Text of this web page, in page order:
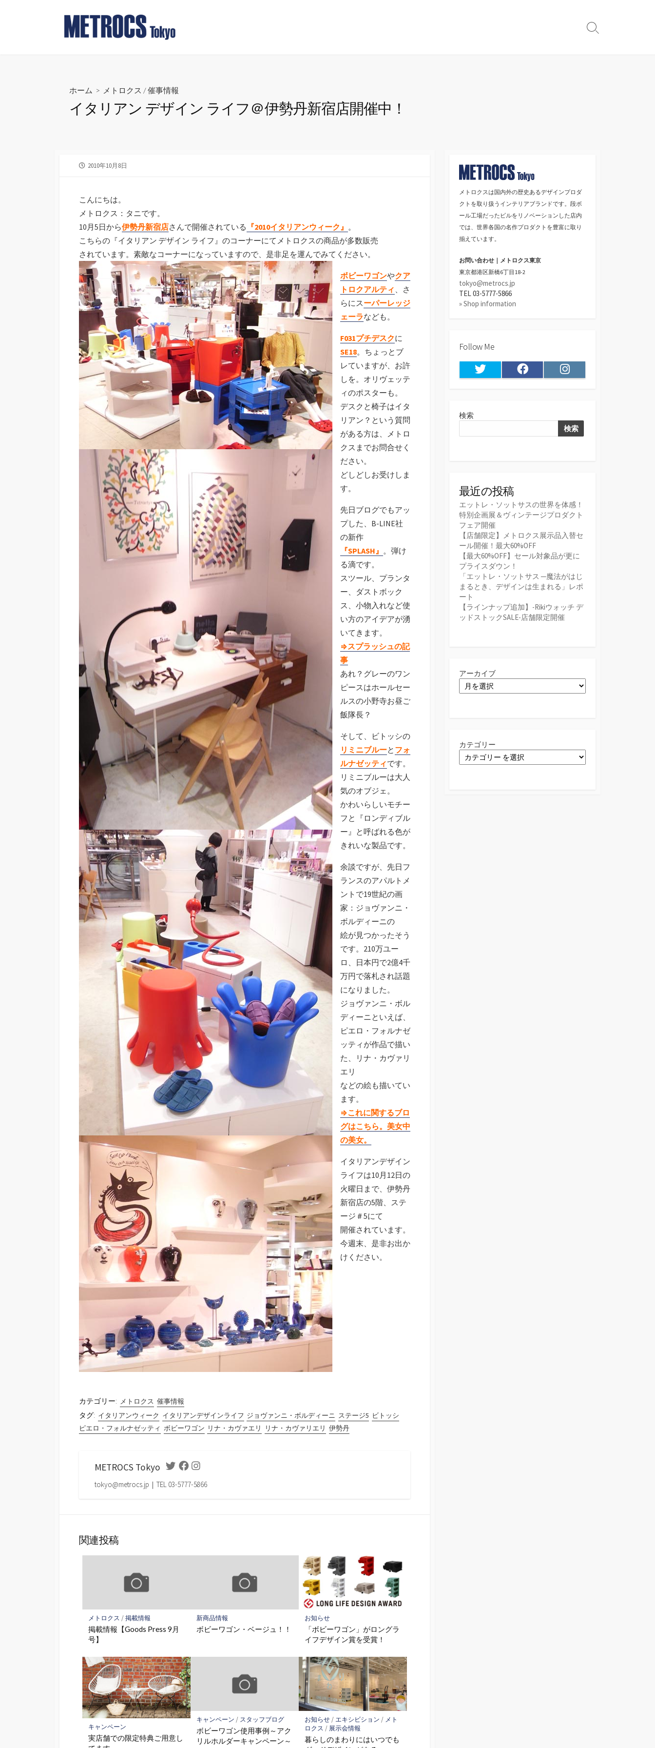
ツ
検
ホーム > メトロクス /催事情報
イタリアン デザイン ライフ＠伊勢丹新宿店開催中！
公
2010年10月8日
こんにちは。
メトロクス：タニです。
10月5日から伊勢丹新宿店さんで開催されている 『2010イタリアンウィーク』 。
こちらの『イタリアン デザイン ライフ』のコーナーにてメトロクスの商品が多数販売
されています。素敵なコーナーになっていますので、是非足を運んでみてください。
ボビーワゴンやクア
トロクアルティ 、さ
らにスーパーレッジ
ェーラなども。
F031プチデスクに
SE18。ちょっとブ
レていますが、お許
しを。オリヴェッテ
ィのポスターも。
デスクと椅子はイタ
リアン？という質問
がある方は、メトロ
クスまでお問合せく
ださい。
どしどしお受けしま
す。
先日ブログでもアッ
プした、B-LINE社
の新作
『SPLASH』 。弾け
る滴です。
スツール、プランタ
ー、ダストボック
ス、小物入れなど使
い方のアイデアが湧
いてきます。
⇒スプラッシュの記
事
あれ？グレーのワン
ピースはホールセー
ルスの小野寺お昼ご
飯隊長？
そして、ビトッシの
リミニブルーと フォ
ルナゼッティです。
リミニブルーは大人
気のオブジェ。
かわいらしいモチー
フと『ロンディブル
ー』と呼ばれる色が
きれいな製品です。
余談ですが、先日フ
ランスのアパルトメ
ントで19世紀の画
家：ジョヴァンニ・
ボルディーニの
絵が見つかったそう
です。210万ユー
ロ、日本円で2億4千
万円で落札され話題
になりました。
ジョヴァンニ・ボル
ディーニといえば、
ピエロ・フォルナゼ
ッティが作品で描い
た、リナ・カヴァリ
エリ
などの絵も描いてい
ます。
⇒これに関するブロ
グはこちら。美女中
の美女。
イタリアンデザイン
ライフは10月12日の
火曜日まで、伊勢丹
新宿店の5階、ステ
ージ＃5にて
開催されています。
今週末、是非お出か
けください。
カテゴリー: メトロクス 催事情報
タグ: イタリアンウィーク イタリアンデザインライフ ジョヴァンニ・ボルディーニ ステージ5 ビトッシ
ピエロ・フォルナゼッティ ボビーワゴン リナ・カヴァエリ リナ・カヴァリエリ 伊勢丹
METROCS Tokyo TwitterFacebookInstagram
tokyo@metrocs.jp｜TEL 03-5777-5866
関連投稿
メトロクス /掲載情報
掲載情報【Goods Press 9月
号】
新商品情報
ボビーワゴン・ベージュ！！
お知らせ
「ボビーワゴン」がロングラ
イフデザイン賞を受賞！
キャンペーン
実店舗での限定特典ご用意し
キャンペーン / スタッフブログ
ボビーワゴン使用事例～アク
リルホルダーキャンペーン～
お知らせ/ エキシビション / メト
ロクス / 展示会情報
暮らしのまわりにはいつでも
メトロクスは国内外の歴史あるデザインプロダ
クトを取り扱うインテリアブランドです。段ボ
ール工場だったビルをリノベーションした店内
では、世界各国の名作プロダクトを豊富に取り
揃えています。
お問い合わせ｜メトロクス東京
東京都港区新橋6丁目18-2
tokyo@metrocs.jp
TEL 03-5777-5866
» Shop information
Follow Me
Twitter Facebook Instagram
検索
検索
最近の投稿
エットレ・ソットサスの世界を体感！
特別企画展＆ヴィンテージプロダクト
フェア開催
【店舗限定】メトロクス展示品入替セ
ール開催！最大60%OFF
【最大60%OFF】セール対象品が更に
プライスダウン！
「エットレ・ソットサス ─魔法がはじ
まるとき、デザインは生まれる」レポ
ート
【ラインナップ追加】-Rikiウォッチ デ
ッドストックSALE-店舗限定開催
アーカイブ
カテゴリー